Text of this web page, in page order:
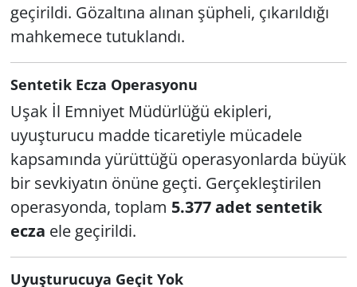
geçirildi. Gözaltına alınan şüpheli, çıkarıldığı
mahkemece tutuklandı.
Sentetik Ecza Operasyonu
Uşak İl Emniyet Müdürlüğü ekipleri,
uyuşturucu madde ticaretiyle mücadele
kapsamında yürüttüğü operasyonlarda büyük
bir sevkiyatın önüne geçti. Gerçekleştirilen
operasyonda, toplam 5.377 adet sentetik
ecza ele geçirildi.
Uyuşturucuya Geçit Yok